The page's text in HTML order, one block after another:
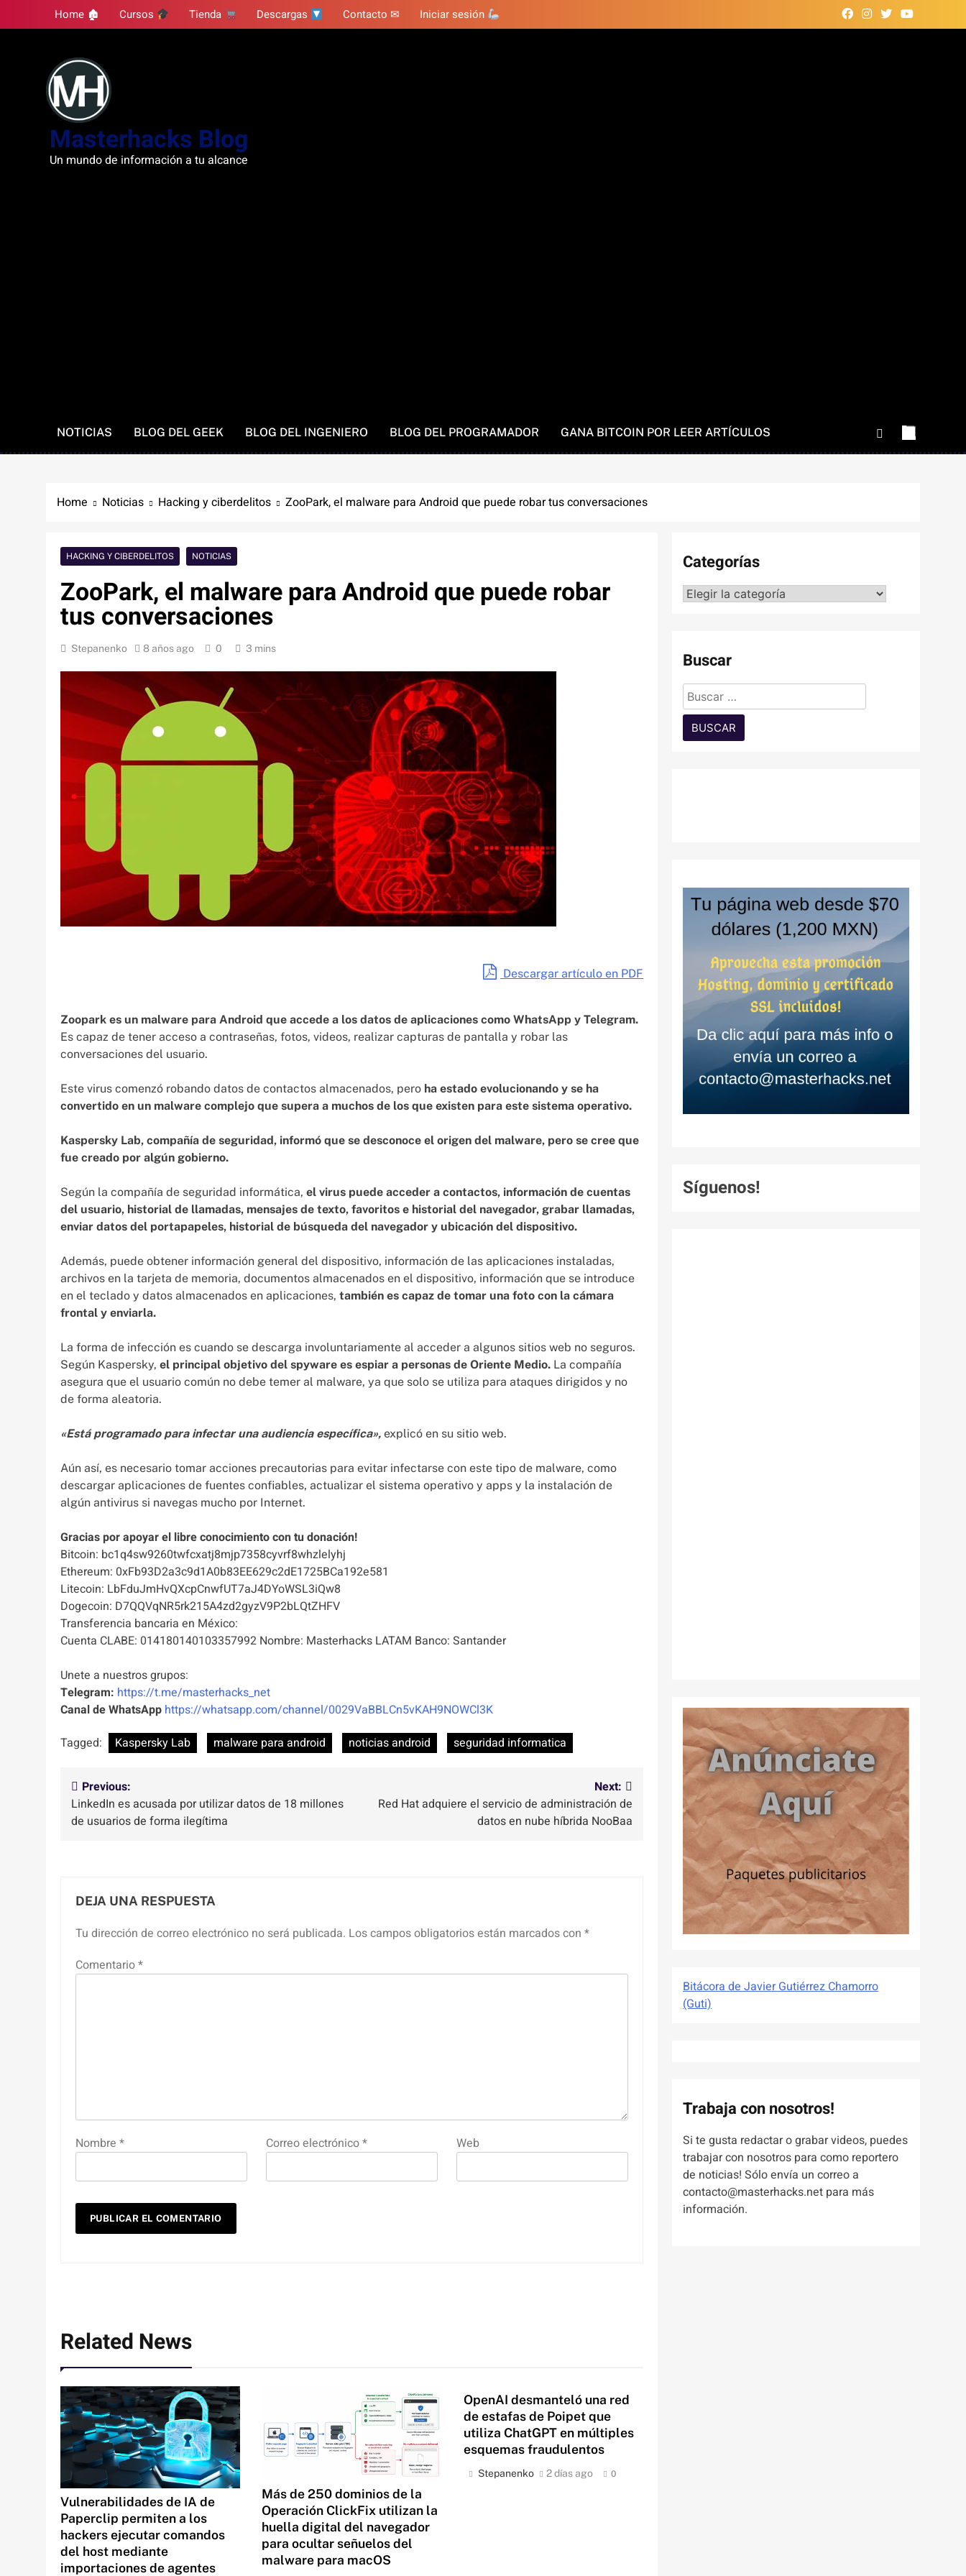
to
Home 🏚 Cursos Tienda Descargas Contacto ✉ Iniciar sesión
Masterhacks Blog
Un mundo de información a tu alcance
NOTICIAS BLOG DEL GEEK BLOG DEL INGENIERO BLOG DEL PROGRAMADOR GANA BITCOIN POR LEER ARTÍCULOS
Home Noticias Hacking y ciberdelitos ZooPark, el malware para Android que puede robar tus conversaciones
HACKING Y CIBERDELITOS NOTICIAS
ZooPark, el malware para Android que puede robar
tus conversaciones
Stepanenko 8 años ago 0 3 mins
Descargar artículo en PDF
Zoopark es un malware para Android que accede a los datos de aplicaciones como WhatsApp y Telegram.
Es capaz de tener acceso a contraseñas, fotos, videos, realizar capturas de pantalla y robar las
conversaciones del usuario.
Este virus comenzó robando datos de contactos almacenados, pero ha estado evolucionando y se ha
convertido en un malware complejo que supera a muchos de los que existen para este sistema operativo.
Kaspersky Lab, compañía de seguridad, informó que se desconoce el origen del malware, pero se cree que
fue creado por algún gobierno.
Según la compañía de seguridad informática, el virus puede acceder a contactos, información de cuentas
del usuario, historial de llamadas, mensajes de texto, favoritos e historial del navegador, grabar llamadas,
enviar datos del portapapeles, historial de búsqueda del navegador y ubicación del dispositivo.
Además, puede obtener información general del dispositivo, información de las aplicaciones instaladas,
archivos en la tarjeta de memoria, documentos almacenados en el dispositivo, información que se introduce
en el teclado y datos almacenados en aplicaciones, también es capaz de tomar una foto con la cámara
frontal y enviarla.
La forma de infección es cuando se descarga involuntariamente al acceder a algunos sitios web no seguros.
Según Kaspersky, el principal objetivo del spyware es espiar a personas de Oriente Medio. La compañía
asegura que el usuario común no debe temer al malware, ya que solo se utiliza para ataques dirigidos y no
de forma aleatoria.
«Está programado para infectar una audiencia específica», explicó en su sitio web.
Aún así, es necesario tomar acciones precautorias para evitar infectarse con este tipo de malware, como
descargar aplicaciones de fuentes confiables, actualizar el sistema operativo y apps y la instalación de
algún antivirus si navegas mucho por Internet.
Gracias por apoyar el libre conocimiento con tu donación!
Bitcoin: bc1q4sw9260twfcxatj8mjp7358cyvrf8whzlelyhj
Ethereum: 0xFb93D2a3c9d1A0b83EE629c2dE1725BCa192e581
Litecoin: LbFduJmHvQXcpCnwfUT7aJ4DYoWSL3iQw8
Dogecoin: D7QQVqNR5rk215A4zd2gyzV9P2bLQtZHFV
Transferencia bancaria en México:
Cuenta CLABE: 014180140103357992 Nombre: Masterhacks LATAM Banco: Santander
Unete a nuestros grupos:
Telegram: https://t.me/masterhacks_net
Canal de WhatsApp https://whatsapp.com/channel/0029VaBBLCn5vKAH9NOWCl3K
Tagged:
Kaspersky Lab malware para android noticias android seguridad informatica
Navegación
de
Previous:
LinkedIn es acusada por utilizar datos de 18 millones
de usuarios de forma ilegítima
Next:
Red Hat adquiere el servicio de administración de
datos en nube híbrida NooBaa
DEJA UNA RESPUESTA
Tu dirección de correo electrónico no será publicada. Los campos obligatorios están marcados con *
Comentario*
Nombre * Correo electrónico* Web
Related News
Vulnerabilidades de IA de
Paperclip permiten a los
hackers ejecutar comandos
del host mediante
importaciones de agentes
Más de 250 dominios de la
Operación ClickFix utilizan la
huella digital del navegador
para ocultar señuelos del
malware para macOS
OpenAI desmanteló una red
de estafas de Poipet que
utiliza ChatGPT en múltiples
esquemas fraudulentos
Stepanenko 2 días ago 0
Categorías
Categorías
Buscar
Buscar:
Síguenos!
Bitácora de Javier Gutiérrez Chamorro
(Guti)
Trabaja con nosotros!
Si te gusta redactar o grabar videos, puedes
trabajar con nosotros para como reportero
de noticias! Sólo envía un correo a
contacto@masterhacks.net para más
información.